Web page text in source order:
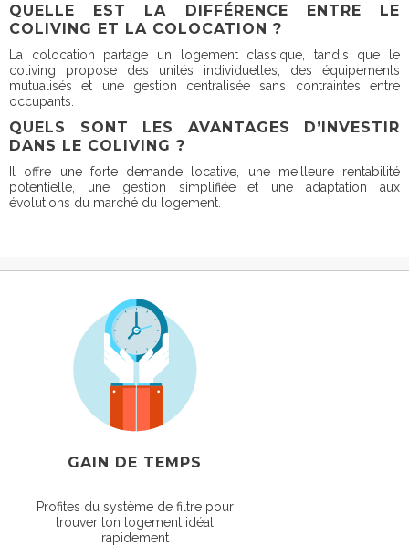
QUELLE EST LA DIFFÉRENCE ENTRE LE
COLIVING ET LA COLOCATION ?
La colocation partage un logement classique, tandis que le
coliving propose des unités individuelles, des équipements
mutualisés et une gestion centralisée sans contraintes entre
occupants.
QUELS SONT LES AVANTAGES D’INVESTIR
DANS LE COLIVING ?
Il offre une forte demande locative, une meilleure rentabilité
potentielle, une gestion simplifiée et une adaptation aux
évolutions du marché du logement.
GAIN DE TEMPS
Profites du système de filtre pour
trouver ton logement idéal
rapidement